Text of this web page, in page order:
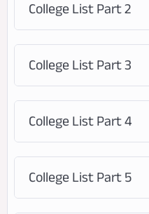
College List Part 2
College List Part 3
College List Part 4
College List Part 5